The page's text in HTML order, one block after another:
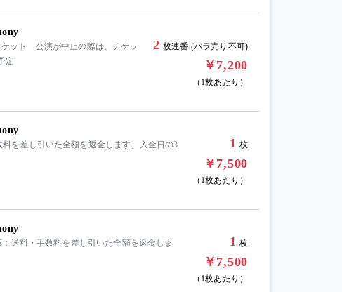
ット 公演が中止の際は、チケッ
定
2 枚連番 (バラ売り不可)
￥7,200
（1枚あたり）
差し引いた全額を返金します］入金日の3
1 枚
￥7,500
（1枚あたり）
料・手数料を差し引いた全額を返金しま
1 枚
￥7,500
（1枚あたり）